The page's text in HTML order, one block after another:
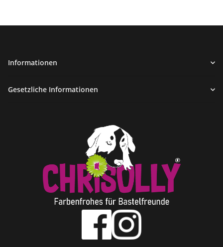
Informationen
Gesetzliche Informationen